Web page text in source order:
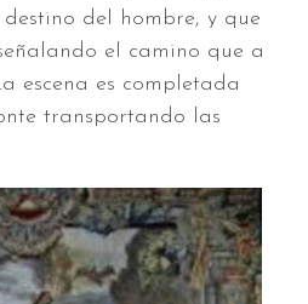
del hombre, y que
el camino que a
escena es completada
transportando las